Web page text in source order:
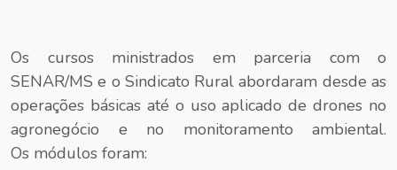
Os cursos ministrados em parceria com o
SENAR/MS e o Sindicato Rural abordaram desde as
operações básicas até o uso aplicado de drones no
agronegócio e no monitoramento ambiental.
Os módulos foram: